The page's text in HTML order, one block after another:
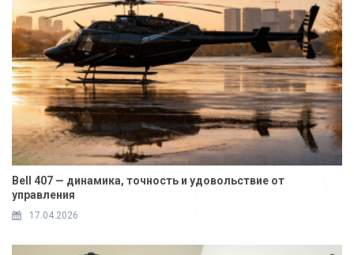
Bell 407 — динамика, точность и удовольствие от
управления
17.04.2026